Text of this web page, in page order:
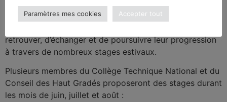
! Partout en France, les tatamis restent ouverts pour
retrouver, d’échanger et de poursuivre leur progression
à travers de nombreux stages estivaux.
Plusieurs membres du Collège Technique National et du
Conseil des Haut Gradés proposeront des stages durant
les mois de juin, juillet et août :
Paramètres mes cookies Accepter tout